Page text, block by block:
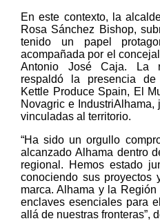
En este contexto, la
Rosa Sánchez Bishop,
tenido un papel
acompañada por el
Antonio José Caja. La
respaldó la presencia
Kettle Produce Spain, El
Novagric e
vinculadas al territorio.
“Ha sido un orgullo
alcanzado Alhama dentro
regional. Hemos estado
conociendo sus proyectos
marca. Alhama y la
enclaves esenciales para
allá de nuestras fronteras”,